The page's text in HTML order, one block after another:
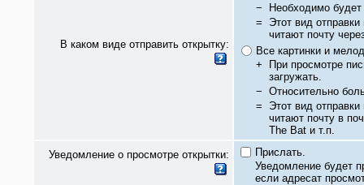
В каком виде отправить открытку:
−
Необходимо будет
= Этот вид
читают почту
Все картинки и
+
При просмотре
загружать.
− Относительно
= Этот вид
читают почту в
The Bat и т.п.
Уведомление о просмотре открытки:
Прислать.
Уведомление будет
если адресат